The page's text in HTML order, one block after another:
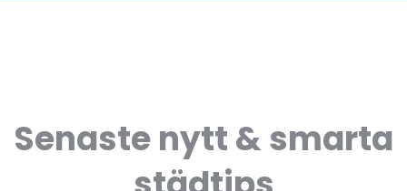
Senaste nytt & smarta